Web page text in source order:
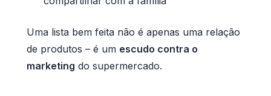
Uma lista bem feita não é apenas uma relação
de produtos – é um escudo contra o
marketing do supermercado.